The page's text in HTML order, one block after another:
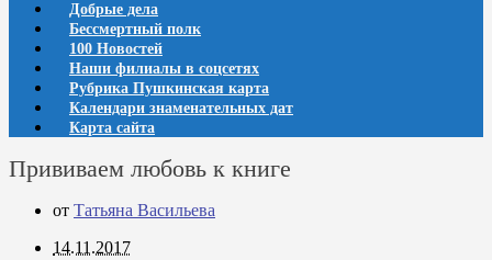
Добрые дела
Бессмертный полк
100 Новостей
Наши филиалы в соцсетях
Рубрика Пушкинская карта
Календари знаменательных дат
Карта сайта
Прививаем любовь к книге
от Татьяна Васильева
14.11.2017